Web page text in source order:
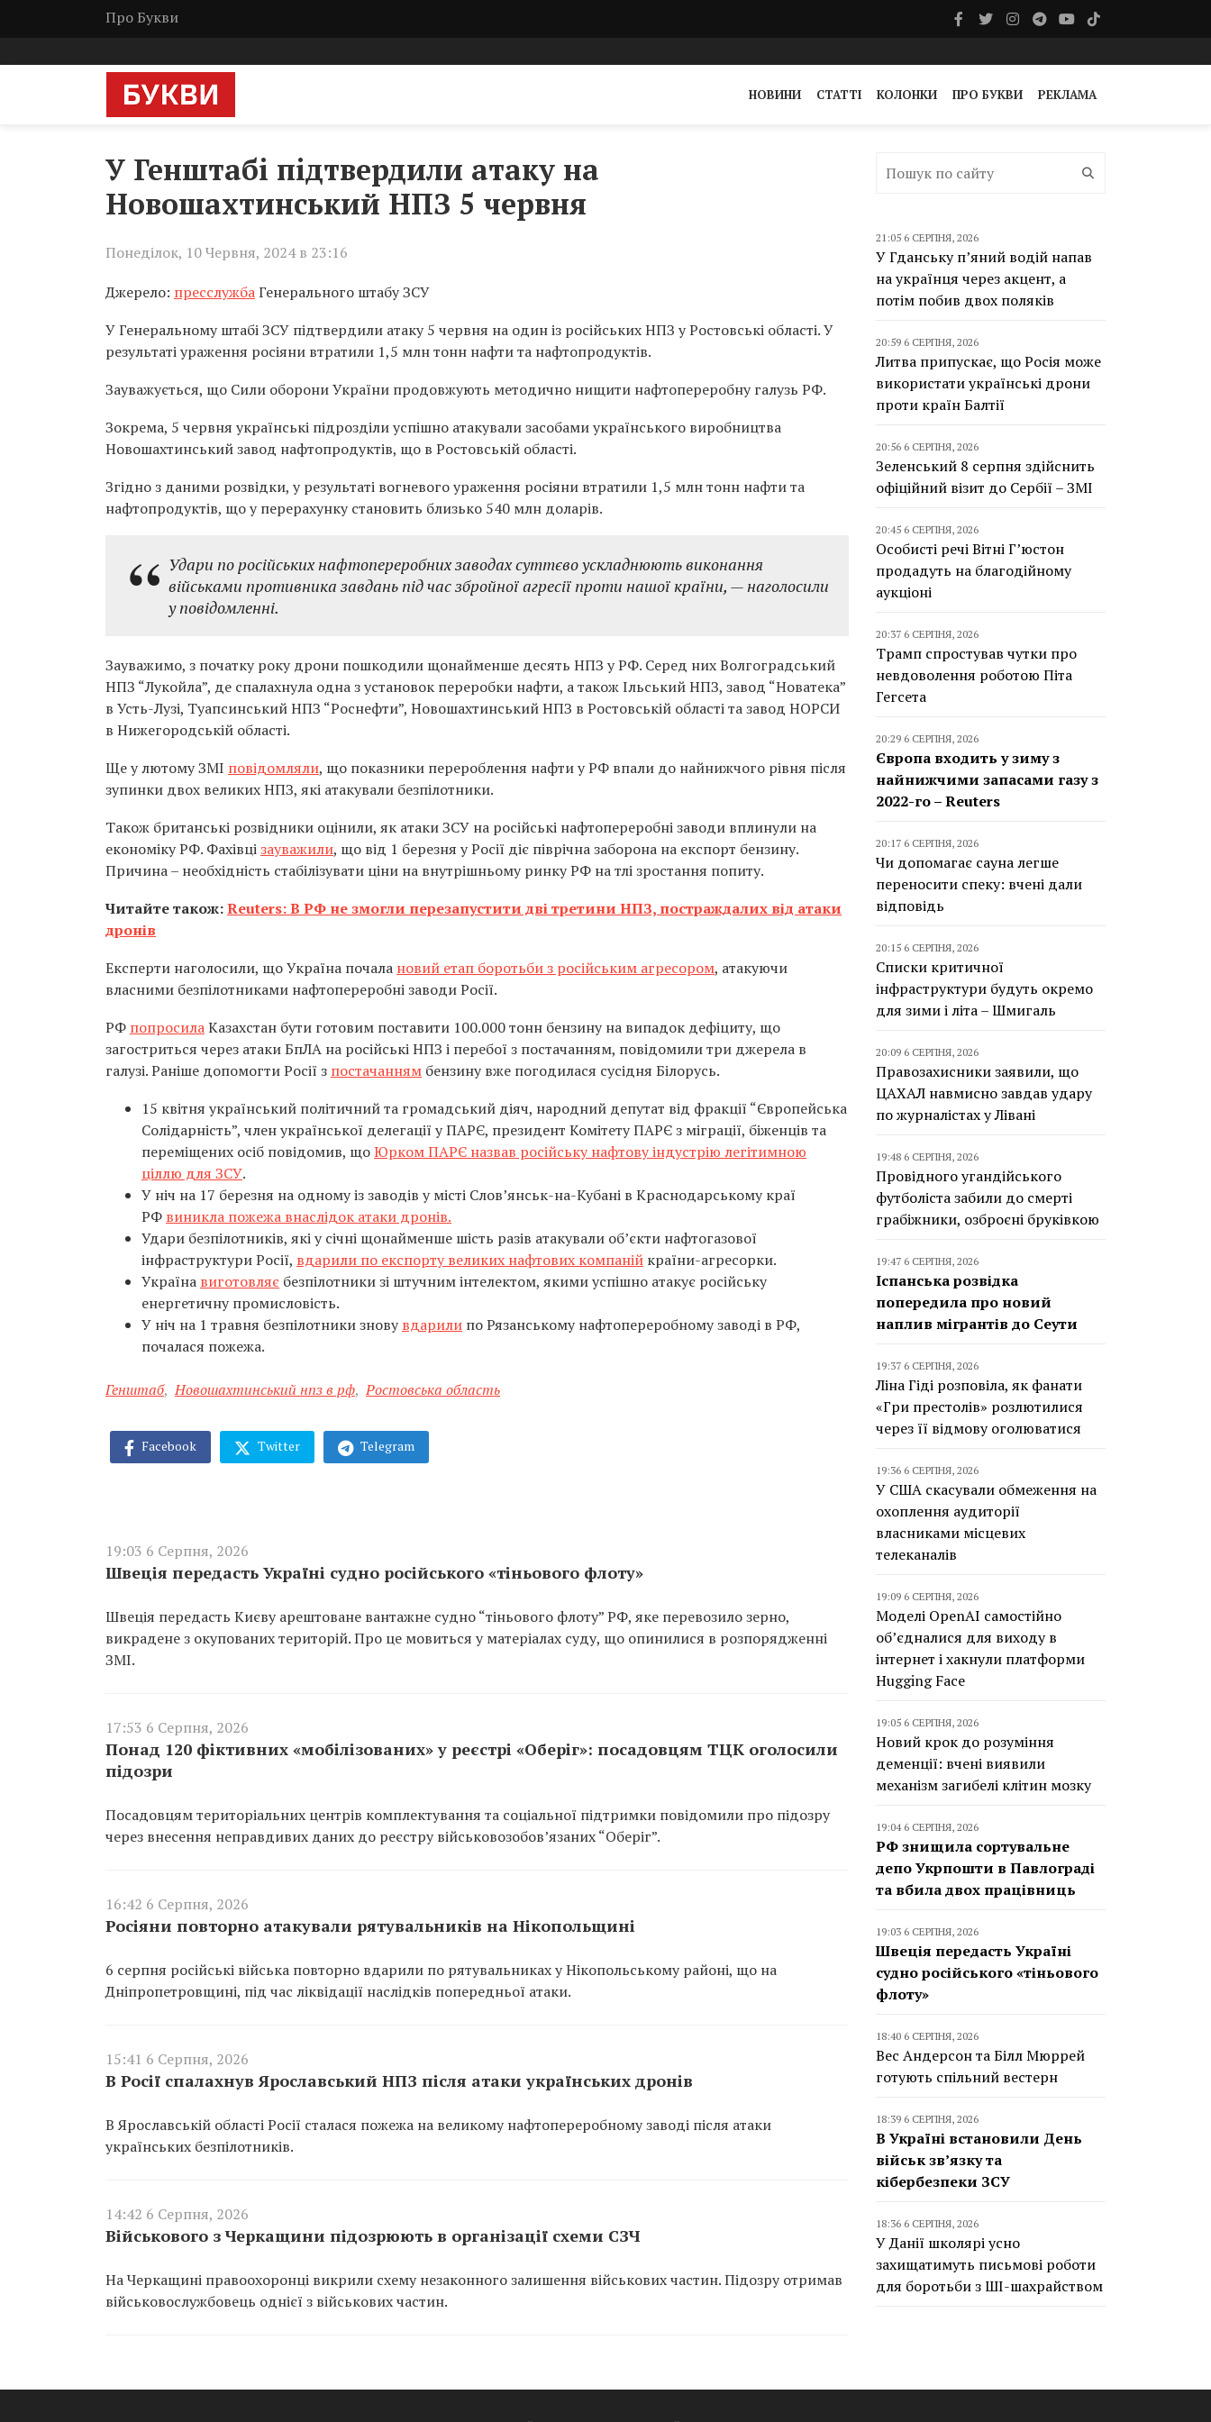
Про Букви
НОВИНИ СТАТТІ КОЛОНКИ ПРО БУКВИ РЕКЛАМА
У Генштабі підтвердили атаку на
Новошахтинський НПЗ 5 червня
Понеділок, 10 Червня, 2024 в 23:16
Джерело: пресслужбаГенерального штабу ЗСУ
У Генеральному штабі ЗСУ підтвердили атаку 5 червня на один із російських НПЗ у Ростовські області. У
результаті ураження росіяни втратили 1,5 млн тонн нафти та нафтопродуктів.
Зауважується, що Сили оборони України продовжують методично нищити нафтопереробну галузь РФ.
Зокрема, 5 червня українські підрозділи успішно атакували засобами українського виробництва
Новошахтинський завод нафтопродуктів, що в Ростовській області.
Згідно з даними розвідки, у результаті вогневого ураження росіяни втратили 1,5 млн тонн нафти та
нафтопродуктів, що у перерахунку становить близько 540 млн доларів.
Удари по російських нафтопереробних заводах суттєво ускладнюють виконання
військами противника завдань під час збройної агресії проти нашої країни, — наголосили
у повідомленні.
Зауважимо, з початку року дрони пошкодили щонайменше десять НПЗ у РФ. Серед них Волгоградський
НПЗ “Лукойла”, де спалахнула одна з установок переробки нафти, а також Ільський НПЗ, завод “Новатека”
в Усть-Лузі, Туапсинський НПЗ “Роснефти”, Новошахтинський НПЗ в Ростовській області та завод НОРСИ
в Нижегородській області.
Ще у лютому ЗМІ повідомляли, що показники перероблення нафти у РФ впали до найнижчого рівня після
зупинки двох великих НПЗ, які атакували безпілотники.
Також британські розвідники оцінили, як атаки ЗСУ на російські нафтопереробні заводи вплинули на
економіку РФ. Фахівцізауважили, що від 1 березня у Росії діє піврічна заборона на експорт бензину.
Причина – необхідність стабілізувати ціни на внутрішньому ринку РФ на тлі зростання попиту.
Читайте також:Reuters: В РФ не змогли перезапустити дві третини НПЗ, постраждалих від атаки
дронів
Експерти наголосили, що Україна почала новий етап боротьби з російським агресором, атакуючи
власними безпілотниками нафтопереробні заводи Росії.
РФ попросилаКазахстан бути готовим поставити 100.000 тонн бензину на випадок дефіциту, що
загостриться через атаки БпЛА на російські НПЗ і перебої з постачанням, повідомили три джерела в
галузі. Раніше допомогти Росії з постачанням бензину вже погодилася сусідня Білорусь.
15 квітня український політичний та громадський діяч, народний депутат від фракції “Європейська
Солідарність”, член української делегації у ПАРЄ, президент Комітету ПАРЄ з міграції, біженців та
переміщених осіб повідомив, щоЮрком ПАРЄ назвав російську нафтову індустрію легітимною
ціллю для ЗСУ.
У ніч на 17 березня на одному із заводів у місті Слов’янськ-на-Кубані в Краснодарському краї
РФ виникла пожежа внаслідок атаки дронів.
Удари безпілотників, які у січні щонайменше шість разів атакували об’єкти нафтогазової
інфраструктури Росії, вдарили по експорту великих нафтових компаній країни-агресорки.
Україна виготовляє безпілотники зі штучним інтелектом, якими успішно атакує російську
енергетичну промисловість.
У ніч на 1 травня безпілотники зновувдарили по Рязанському нафтопереробному заводі в РФ,
почалася пожежа.
Генштаб, Новошахтинський нпз в рф, Ростовська область
Facebook Twitter Telegram
19:03 6 Серпня, 2026
Швеція передасть Україні судно російського «тіньового флоту»
Швеція передасть Києву арештоване вантажне судно “тіньового флоту” РФ, яке перевозило зерно,
викрадене з окупованих територій. Про це мовиться у матеріалах суду, що опинилися в розпорядженні
ЗМІ.
17:53 6 Серпня, 2026
Понад 120 фіктивних «мобілізованих» у реєстрі «Оберіг»: посадовцям ТЦК оголосили
підозри
Посадовцям територіальних центрів комплектування та соціальної підтримки повідомили про підозру
через внесення неправдивих даних до реєстру військовозобов’язаних “Оберіг”.
16:42 6 Серпня, 2026
Росіяни повторно атакували рятувальників на Нікопольщині
6 серпня російські війська повторно вдарили по рятувальниках у Нікопольському районі, що на
Дніпропетровщині, під час ліквідації наслідків попередньої атаки.
15:41 6 Серпня, 2026
В Росії спалахнув Ярославський НПЗ після атаки українських дронів
В Ярославській області Росії сталася пожежа на великому нафтопереробному заводі після атаки
українських безпілотників.
14:42 6 Серпня, 2026
Військового з Черкащини підозрюють в організації схеми СЗЧ
На Черкащині правоохоронці викрили схему незаконного залишення військових частин. Підозру отримав
військовослужбовець однієї з військових частин.
21:05 6 СЕРПНЯ, 2026
У Гданську п’яний водій напав
на українця через акцент, а
потім побив двох поляків
20:59 6 СЕРПНЯ, 2026
Литва припускає, що Росія може
використати українські дрони
проти країн Балтії
20:56 6 СЕРПНЯ, 2026
Зеленський 8 серпня здійснить
офіційний візит до Сербії – ЗМІ
20:45 6 СЕРПНЯ, 2026
Особисті речі Вітні Г’юстон
продадуть на благодійному
аукціоні
20:37 6 СЕРПНЯ, 2026
Трамп спростував чутки про
невдоволення роботою Піта
Гегсета
20:29 6 СЕРПНЯ, 2026
Європа входить у зиму з
найнижчими запасами газу з
2022-го – Reuters
20:17 6 СЕРПНЯ, 2026
Чи допомагає сауна легше
переносити спеку: вчені дали
відповідь
20:15 6 СЕРПНЯ, 2026
Списки критичної
інфраструктури будуть окремо
для зими і літа – Шмигаль
20:09 6 СЕРПНЯ, 2026
Правозахисники заявили, що
ЦАХАЛ навмисно завдав удару
по журналістах у Лівані
19:48 6 СЕРПНЯ, 2026
Провідного угандійського
футболіста забили до смерті
грабіжники, озброєні бруківкою
19:47 6 СЕРПНЯ, 2026
Іспанська розвідка
попередила про новий
наплив мігрантів до Сеути
19:37 6 СЕРПНЯ, 2026
Ліна Гіді розповіла, як фанати
«Гри престолів» розлютилися
через її відмову оголюватися
19:36 6 СЕРПНЯ, 2026
У США скасували обмеження на
охоплення аудиторії
власниками місцевих
телеканалів
19:09 6 СЕРПНЯ, 2026
Моделі OpenAI самостійно
об’єдналися для виходу в
інтернет і хакнули платформи
Hugging Face
19:05 6 СЕРПНЯ, 2026
Новий крок до розуміння
деменції: вчені виявили
механізм загибелі клітин мозку
19:04 6 СЕРПНЯ, 2026
РФ знищила сортувальне
депо Укрпошти в Павлограді
та вбила двох працівниць
19:03 6 СЕРПНЯ, 2026
Швеція передасть Україні
судно російського «тіньового
флоту»
18:40 6 СЕРПНЯ, 2026
Вес Андерсон та Білл Мюррей
готують спільний вестерн
18:39 6 СЕРПНЯ, 2026
В Україні встановили День
військ зв’язку та
кібербезпеки ЗСУ
18:36 6 СЕРПНЯ, 2026
У Данії школярі усно
захищатимуть письмові роботи
для боротьби з ШІ-шахрайством